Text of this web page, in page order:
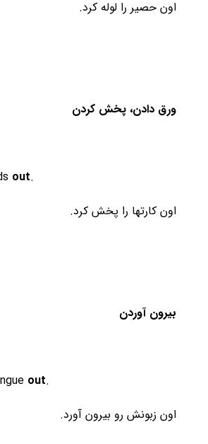
اون حصیر را لوله کرد.
ورق دادن، پخش کردن
out.
اون کارتها را پخش کرد.
بیرون آوردن
out.
اون زبونش رو بیرون آورد.